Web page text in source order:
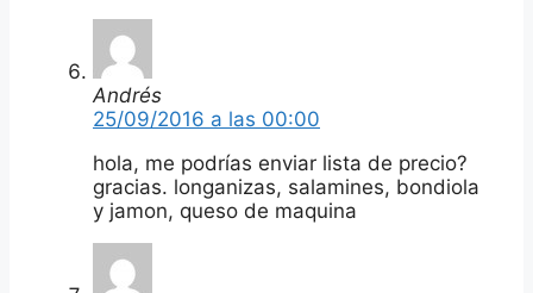
Andrés
25/09/2016 a las 00:00
hola, me podrías enviar lista de precio?
gracias. longanizas, salamines, bondiola
y jamon, queso de maquina